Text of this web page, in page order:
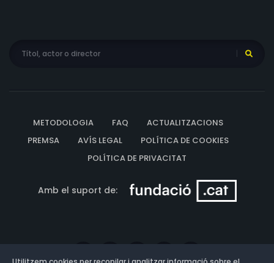
METODOLOGIA FAQ
ACTUALITZACIONS
PREMSA
AVÍS LEGAL
POLÍTICA DE COOKIES
POLÍTICA DE PRIVACITAT
Amb el suport de: